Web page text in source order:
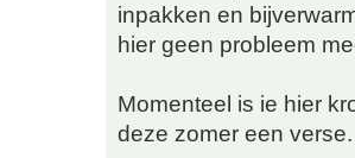
inpakken en
hier geen probleem
Momenteel is ie hier
deze zomer een verse.